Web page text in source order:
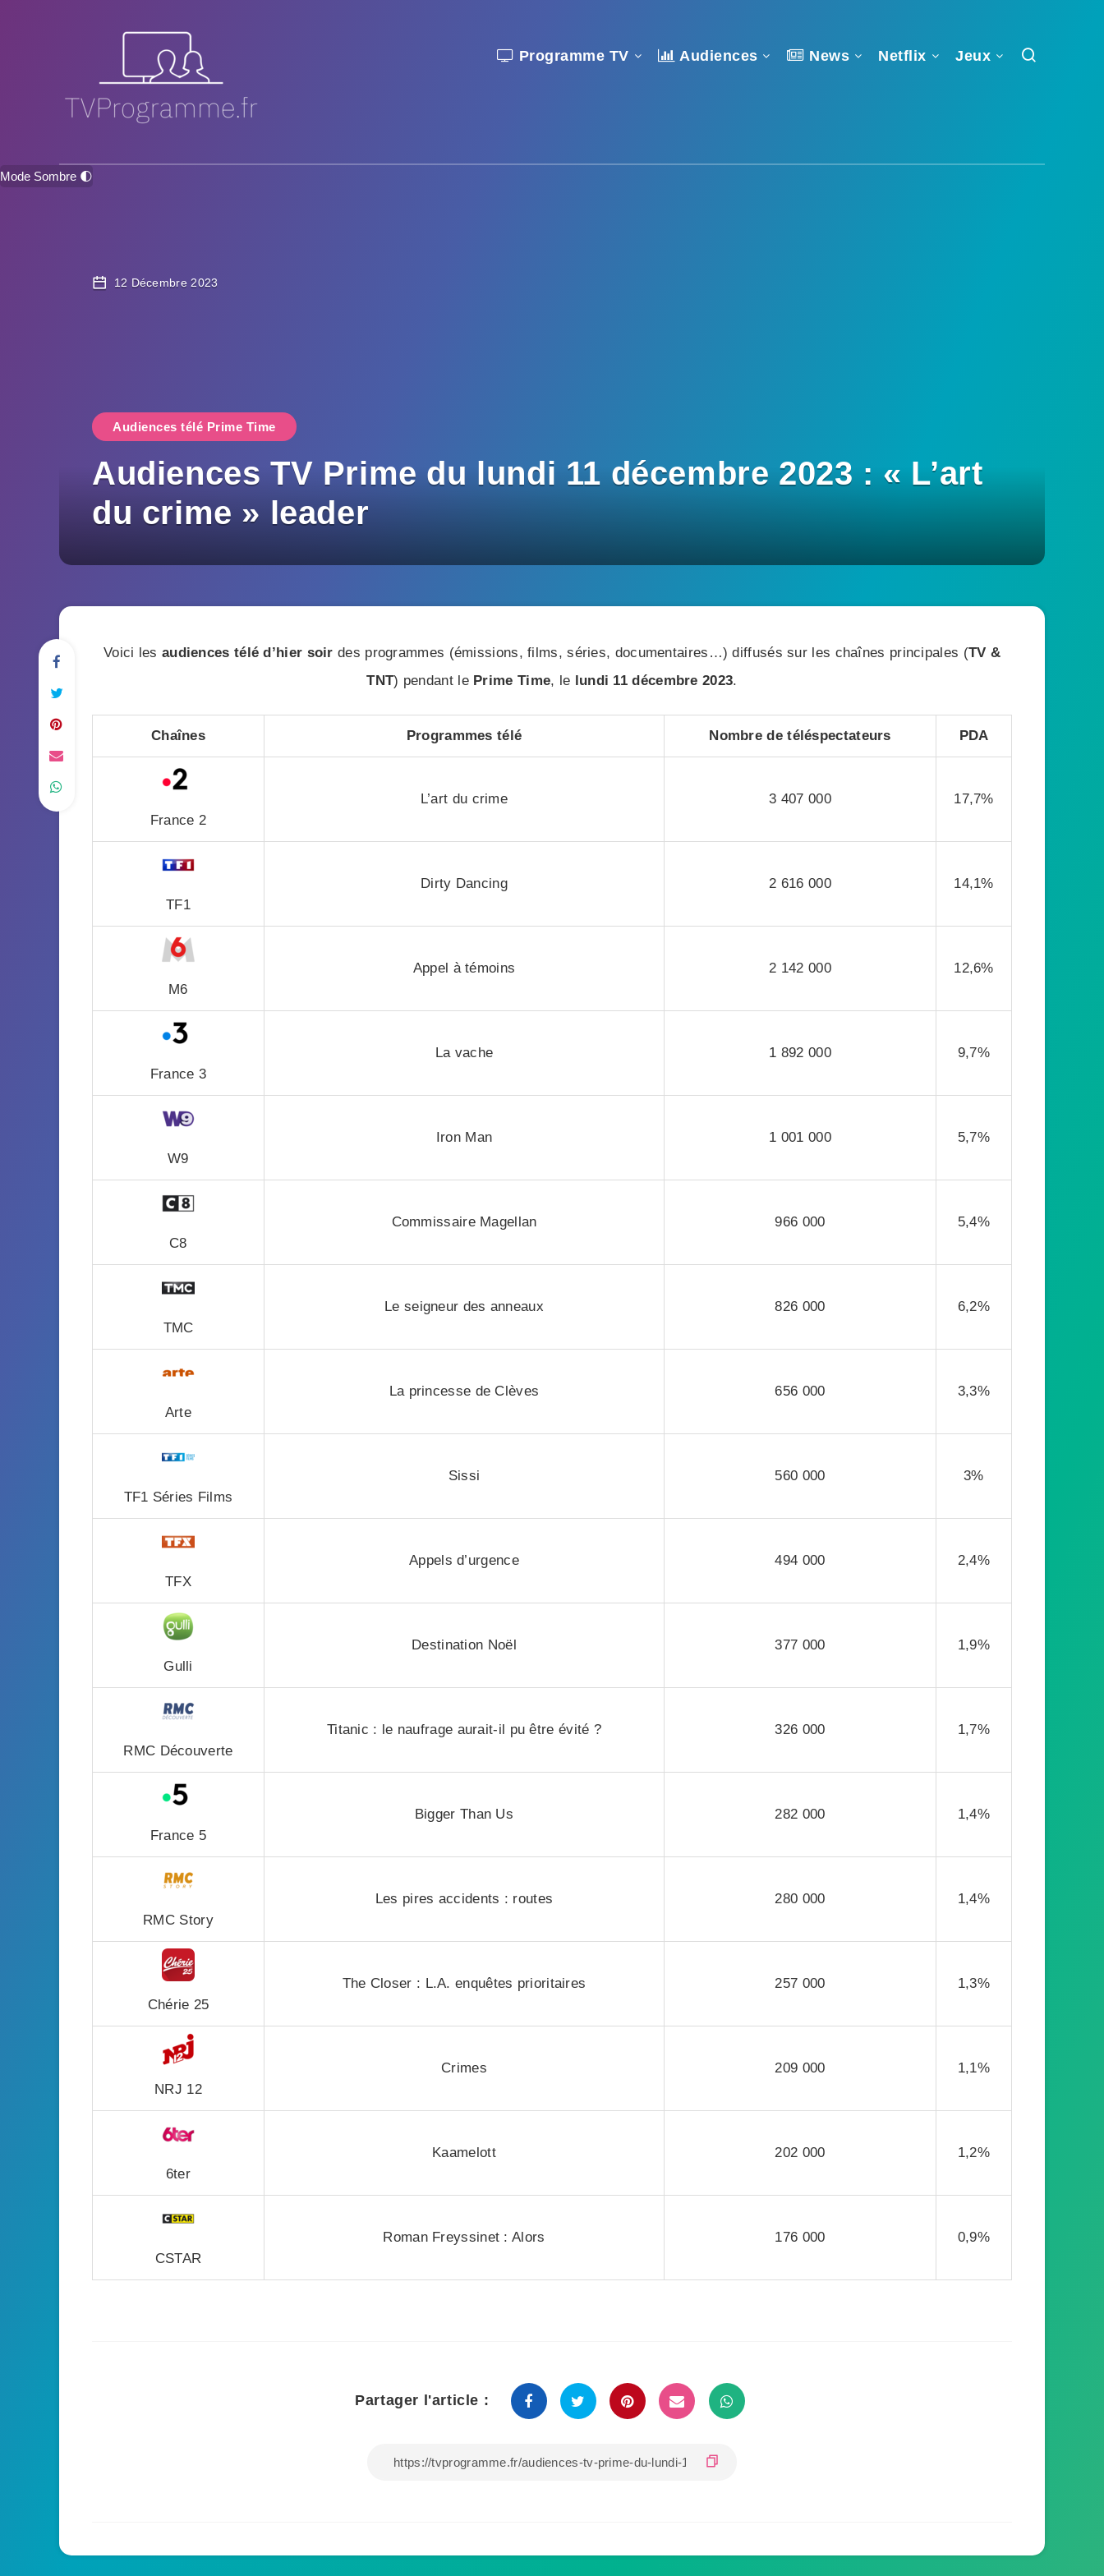
Programme TV Audiences News Netflix Jeux
Mode Sombre 🌓
12 Décembre 2023
Audiences télé Prime Time
Audiences TV Prime du lundi 11 décembre 2023 : « L’art
du crime » leader
Voici les audiences télé d’hier soir des programmes (émissions, films, séries, documentaires…) diffusés sur les chaînes principales (TV &
TNT) pendant le Prime Time, le lundi 11 décembre 2023.
Chaînes Programmes télé Nombre de téléspectateurs PDA
France 2
L’art du crime 3 407 000 17,7%
TF1
Dirty Dancing 2 616 000 14,1%
M6
Appel à témoins 2 142 000 12,6%
France 3
La vache 1 892 000 9,7%
W9
Iron Man 1 001 000 5,7%
C8
Commissaire Magellan 966 000 5,4%
TMC
Le seigneur des anneaux 826 000 6,2%
Arte
La princesse de Clèves 656 000 3,3%
TF1 Séries Films
Sissi 560 000 3%
TFX
Appels d’urgence 494 000 2,4%
Gulli
Destination Noël 377 000 1,9%
RMC Découverte
Titanic : le naufrage aurait-il pu être évité ? 326 000 1,7%
France 5
Bigger Than Us 282 000 1,4%
RMC Story
Les pires accidents : routes 280 000 1,4%
Chérie 25
The Closer : L.A. enquêtes prioritaires 257 000 1,3%
NRJ 12
Crimes 209 000 1,1%
6ter
Kaamelott 202 000 1,2%
CSTAR
Roman Freyssinet : Alors 176 000 0,9%
Partager l'article :
vie privée